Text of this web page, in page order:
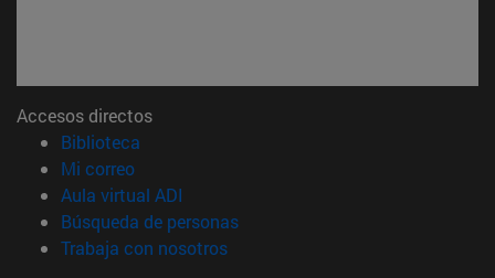
Accesos directos
Biblioteca
Mi correo(abre en nueva ventana)
Aula virtual ADI
Búsqueda de personas(abre en nueva ventana)
Trabaja con nosotros(abre en nueva ventana)